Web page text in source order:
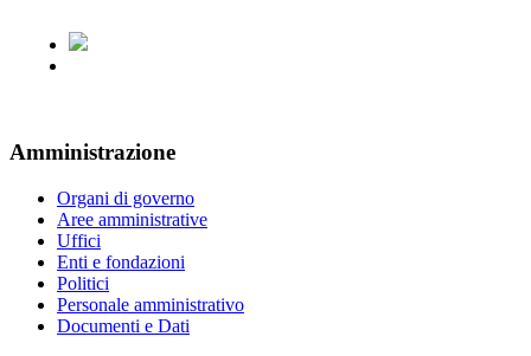
Amministrazione
Organi di governo
Aree amministrative
Uffici
Enti e fondazioni
Politici
Personale amministrativo
Documenti e Dati